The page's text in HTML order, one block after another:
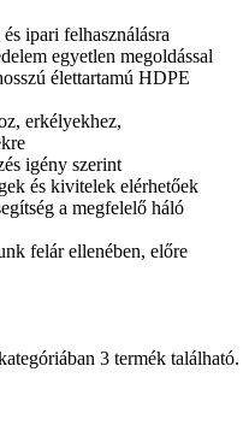
ipari felhasználásra
egyetlen megoldással
élettartamú HDPE
erkélyekhez,
igény szerint
és kivitelek elérhetőek
a megfelelő háló
felár ellenében, előre
3 termék található.